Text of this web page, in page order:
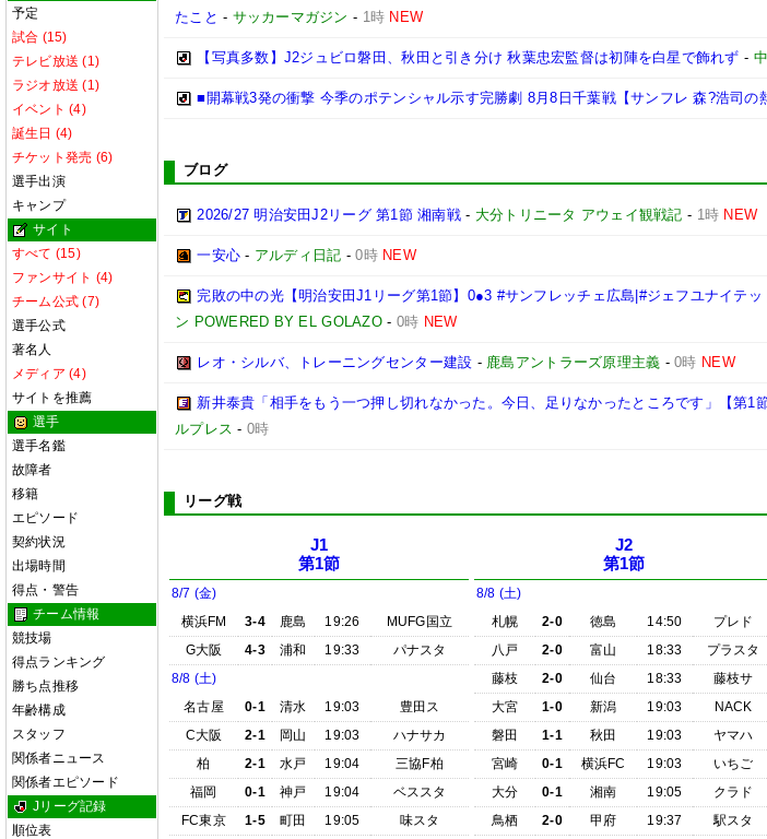
予定
試合 (15)
テレビ放送 (1)
ラジオ放送 (1)
イベント (4)
誕生日 (4)
チケット発売 (6)
選手出演
キャンプ
サイト
すべて (15)
ファンサイト (4)
チーム公式 (7)
選手公式
著名人
メディア (4)
サイトを推薦
選手
選手名鑑
故障者
移籍
エピソード
契約状況
出場時間
得点・警告
チーム情報
競技場
得点ランキング
勝ち点推移
年齢構成
スタッフ
関係者ニュース
関係者エピソード
Jリーグ記録
順位表
たこと - サッカーマガジン - 1時 NEW
【写真多数】J2ジュビロ磐田、秋田と引き分け 秋葉忠宏監督は初陣を白星で飾れず -
■開幕戦3発の衝撃 今季のポテンシャル示す完勝劇 8月8日千葉戦【サンフレ 森?浩司の
ブログ
2026/27 明治安田J2リーグ 第1節 湘南戦- 大分トリニータ アウェイ観戦記 - 1時 NEW
一安心 - アルディ日記 -0時 NEW
完敗の中の光【明治安田J1リーグ第1節】0●3 #サンフレッチェ広島|#ジェフユナイテッ
ン POWERED BY EL GOLAZO- 0時 NEW
レオ・シルバ、トレーニングセンター建設 - 鹿島アントラーズ原理主義 -0時 NEW
新井泰貴「相手をもう一つ押し切れなかった。今日、足りなかったところです」【第1
ルプレス - 0時
リーグ戦
J1
第1節
8/7 (金)
横浜FM
3-4 鹿島 19:26
MUFG国立
G大阪
4-3 浦和 19:33
パナスタ
8/8 (土)
名古屋
0-1 清水 19:03
豊田ス
C大阪
2-1 岡山 19:03
ハナサカ
柏
2-1 水戸 19:04
三協F柏
福岡
0-1 神戸 19:04
ベススタ
FC東京
1-5 町田 19:05
味スタ
J2
第1節
8/8 (土)
札幌
2-0 徳島 14:50
プレド
八戸
2-0 富山 18:33
プラスタ
藤枝
2-0 仙台 18:33
藤枝サ
大宮
1-0 新潟 19:03
NACK
磐田
1-1 秋田 19:03
ヤマハ
宮崎
0-1 横浜FC 19:03
いちご
大分
0-1 湘南 19:05
クラド
鳥栖
2-0 甲府 19:37
駅スタ